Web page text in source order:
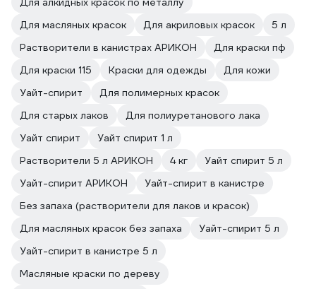
Для масляных красок
Для акриловых красок
5 л
Растворители в канистрах АРИКОН
Для краски пф
Для краски 115
Краски для одежды
Для кожи
Уайт-спирит
Для полимерных красок
Для старых лаков
Для полиуретанового лака
Уайт спирит
Уайт спирит 1 л
Растворители 5 л АРИКОН
4 кг
Уайт спирит 5 л
Уайт-спирит АРИКОН
Уайт-спирит в канистре
Без запаха (растворители для лаков и красок)
Для масляных красок без запаха
Уайт-спирит 5 л
Уайт-спирит в канистре 5 л
Масляные краски по дереву